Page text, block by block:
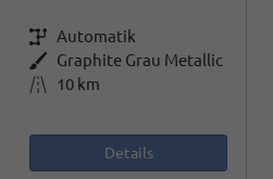
Getriebe Automatik
Außenfarbe Graphite Grau Metallic
Kilometerstand
10 km
Details